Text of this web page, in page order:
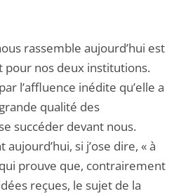
rassemble aujourd’hui est
nos deux institutions.
l’affluence inédite qu’elle a
qualité des
succéder devant nous.
si j’ose dire, « à
prouve que, contrairement
reçues, le sujet de la